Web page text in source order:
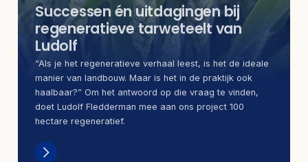
Successen én uitdagingen bij
regeneratieve tarweteelt van
Ludolf
“Als je het regeneratieve verhaal leest, is het de ideale
manier van landbouw. Maar is het in de praktijk ook
haalbaar?” Om het antwoord op die vraag te vinden,
doet Ludolf Fledderman mee aan ons project 100
hectare regeneratief.